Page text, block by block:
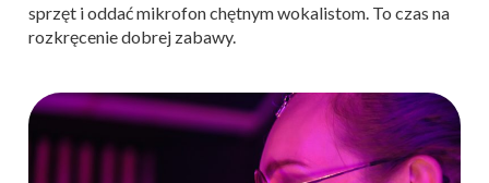
sprzęt i oddać mikrofon chętnym wokalistom. To czas na
rozkręcenie dobrej zabawy.